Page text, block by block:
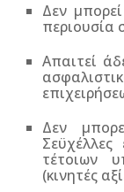
Δεν
περιουσία
Απαιτεί
Δεν
τέτοιων
(κινητές